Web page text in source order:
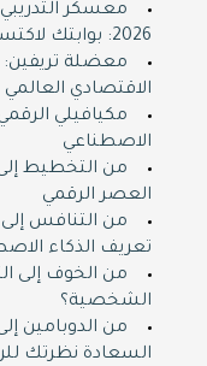
معسكر
2026: بوابتك لاكتساب مهارات المستقبل
معضلة تريفين:
الاقتصادي العالمي
مكيافيلي
الاصطناعي
من التخطيط إلى
العصر الرقمي
من التنافس
تعريف الذكاء
من الخوف إلى
الشخصية؟
من الدوبامين
السعادة نظرتك